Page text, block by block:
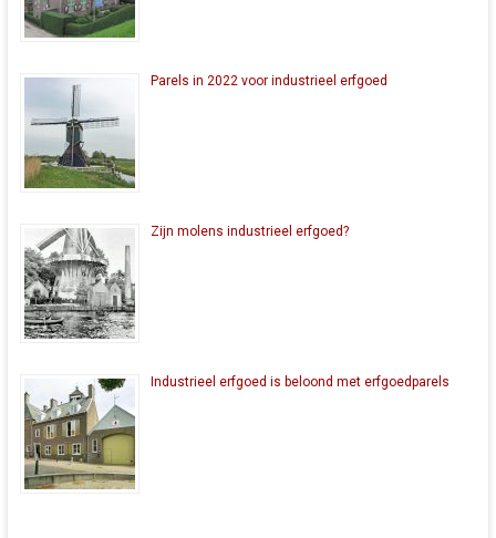
Parels in 2022 voor industrieel erfgoed
Zijn molens industrieel erfgoed?
Industrieel erfgoed is beloond met erfgoedparels